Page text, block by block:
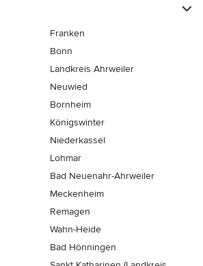
Franken
Bonn
Landkreis Ahrweiler
Neuwied
Bornheim
Königswinter
Niederkassel
Lohmar
Bad Neuenahr-Ahrweiler
Meckenheim
Remagen
Wahn-Heide
Bad Hönningen